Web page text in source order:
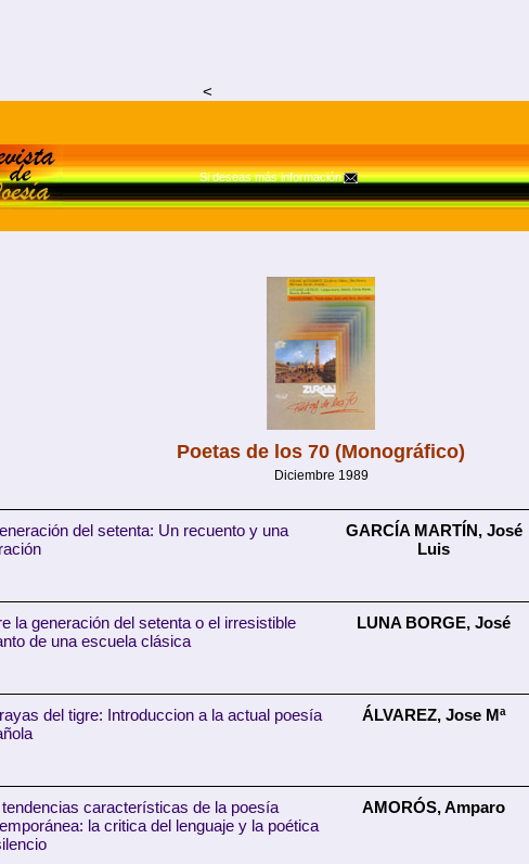
<
Si deseas más información
Poetas de los 70 (Monográfico)
Diciembre 1989
del setenta: Un recuento y una
GARCÍA MARTÍN, José
Luis
la generación del setenta o el irresistible
de una escuela clásica
LUNA BORGE, José
del tigre: Introduccion a la actual poesía
ÁLVAREZ, Jose Mª
características de la poesía
la critica del lenguaje y la poética
AMORÓS, Amparo